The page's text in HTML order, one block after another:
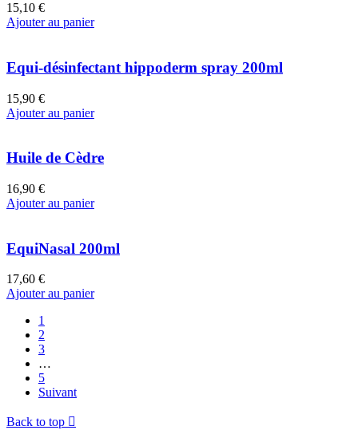
15,10 €
Ajouter au panier
Equi-désinfectant hippoderm spray 200ml
15,90 €
Ajouter au panier
Huile de Cèdre
16,90 €
Ajouter au panier
EquiNasal 200ml
17,60 €
Ajouter au panier
1
2
3
…
5
Suivant
Back to top 